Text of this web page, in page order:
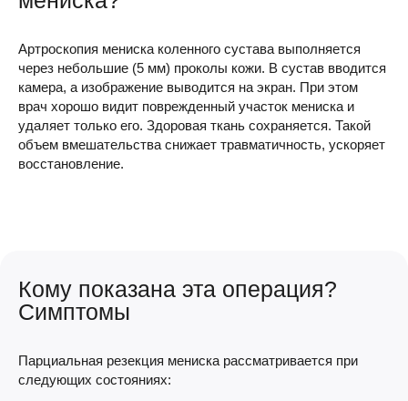
Артроскопия мениска коленного сустава выполняется
через небольшие (5 мм) проколы кожи. В сустав вводится
камера, а изображение выводится на экран. При этом
врач хорошо видит поврежденный участок мениска и
удаляет только его. Здоровая ткань сохраняется. Такой
объем вмешательства снижает травматичность, ускоряет
восстановление.
Кому показана эта операция?
Симптомы
Парциальная резекция мениска рассматривается при
следующих состояниях: